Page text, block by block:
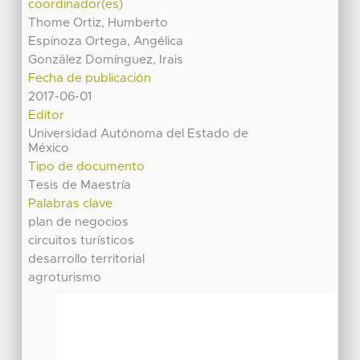
coordinador(es)
Thome Ortiz, Humberto
Espinoza Ortega, Angélica
González Domínguez, Irais
Fecha de publicación
2017-06-01
Editor
Universidad Autónoma del Estado de
México
Tipo de documento
Tesis de Maestría
Palabras clave
plan de negocios
circuitos turísticos
desarrollo territorial
agroturismo